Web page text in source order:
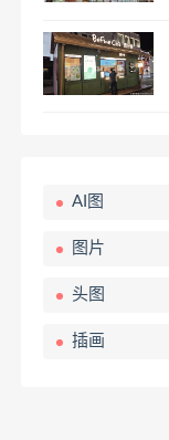
AI图
图片
头图
插画